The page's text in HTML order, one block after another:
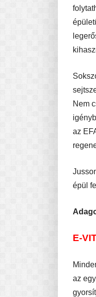
Nem
az
épül
E-
az